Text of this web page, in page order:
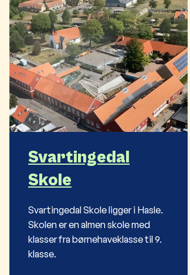
Svartingedal
Skole
Svartingedal Skole ligger i Hasle.
Skolen er en almen skole med
klasser fra børnehaveklasse til 9.
klasse.